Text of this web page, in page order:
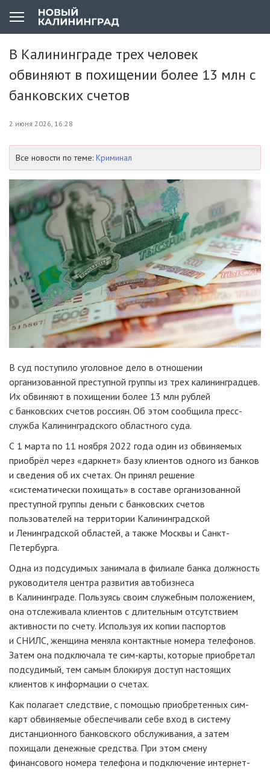
В Калининграде трех человек
обвиняют в похищении более 13 млн с
банковских счетов
2 июня 2026, 16:28
Все новости по теме: Криминал
В суд поступило уголовное дело в отношении
организованной преступной группы из трех калининградцев.
Их обвиняют в похищении более 13 млн рублей
с банковских счетов россиян. Об этом сообщила пресс-
служба Калининградского областного суда.
С 1 марта по 11 ноября 2022 года один из обвиняемых
приобрёл через «даркнет» базу клиентов одного из банков
и сведения об их счетах. Он принял решение
«систематически похищать» в составе организованной
преступной группы деньги с банковских счетов
пользователей на территории Калининградской
и Ленинградской областей, а также Москвы и Санкт-
Петербурга.
Одна из подсудимых занимала в филиале банка должность
руководителя центра развития автобизнеса
в Калининграде. Пользуясь своим служебным положением,
она отслеживала клиентов с длительным отсутствием
активности по счету. Используя их копии паспортов
и СНИЛС, женщина меняла контактные номера телефонов.
Затем она подключала те сим-карты, которые приобретал
подсудимый, тем самым блокируя доступ настоящих
клиентов к информации о счетах.
Как полагает следствие, с помощью приобретенных сим-
карт обвиняемые обеспечивали себе вход в систему
дистанционного банковского обслуживания, а затем
похищали денежные средства. При этом смену
финансового номера телефона и подключение интернет-